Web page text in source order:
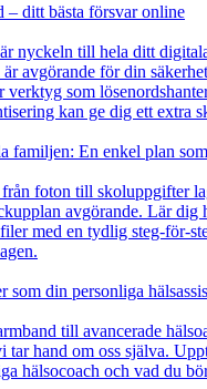
– ditt bästa försvar online
nyckeln till hela ditt
avgörande för din
verktyg som
kan ge dig ett extra
familjen: En enkel plan
foton till skoluppgifter
avgörande. Lär dig
med en tydlig steg-för-
som din personliga
till avancerade
tar hand om oss själva.
hälsocoach och vad du